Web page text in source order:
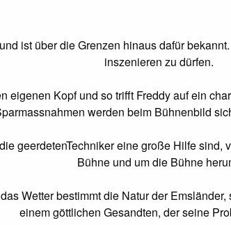
ist über die Grenzen hinaus dafür
inszenieren zu dürfen.
eigenen Kopf und so triﬀt Freddy auf ein
werden beim Bühnenbild
geerdetenTechniker eine große Hilfe
Bühne und um die Bühne
Wetter bestimmt die Natur der
einem göttlichen Gesandten, der seine